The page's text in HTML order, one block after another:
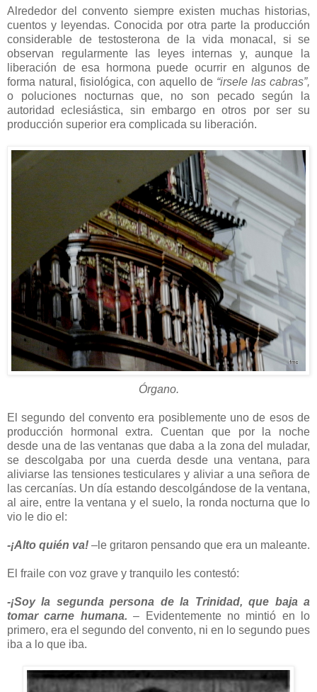
Alrededor del convento siempre existen muchas historias,
cuentos y leyendas. Conocida por otra parte la producción
considerable de testosterona de la vida monacal, si se
observan regularmente las leyes internas y, aunque la
liberación de esa hormona puede ocurrir en algunos de
forma natural, fisiológica, con aquello de “irsele las cabras”,
o poluciones nocturnas que, no son pecado según la
autoridad eclesiástica, sin embargo en otros por ser su
producción superior era complicada su liberación.
Órgano.
El segundo del convento era posiblemente uno de esos de
producción hormonal extra. Cuentan que por la noche
desde una de las ventanas que daba a la zona del muladar,
se descolgaba por una cuerda desde una ventana, para
aliviarse las tensiones testiculares y aliviar a una señora de
las cercanías. Un día estando descolgándose de la ventana,
al aire, entre la ventana y el suelo, la ronda nocturna que lo
vio le dio el:
-¡Alto quién va! –le gritaron pensando que era un maleante.
El fraile con voz grave y tranquilo les contestó:
-¡Soy la segunda persona de la Trinidad, que baja a
tomar carne humana. – Evidentemente no mintió en lo
primero, era el segundo del convento, ni en lo segundo pues
iba a lo que iba.